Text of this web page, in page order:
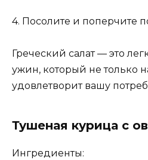
4. Посолите и поперчите
Греческий салат — это
ужин, который не только
удовлетворит вашу
Тушеная курица с
Ингредиенты: